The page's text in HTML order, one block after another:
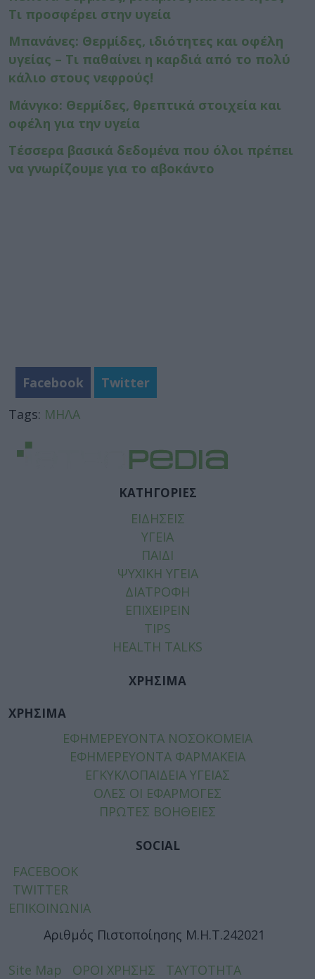
Τι προσφέρει στην υγεία
Μπανάνες: Θερμίδες, ιδιότητες και οφέλη
υγείας – Τι παθαίνει η καρδιά από το πολύ
κάλιο στους νεφρούς!
Μάνγκο: Θερμίδες, θρεπτικά στοιχεία και
οφέλη για την υγεία
Τέσσερα βασικά δεδομένα που όλοι πρέπει
να γνωρίζουμε για το αβοκάντο
Facebook
Twitter
Tags: ΜΗΛΑ
ΚΑΤΗΓΟΡΙΕΣ
ΕΙΔΗΣΕΙΣ
ΥΓΕΙΑ
ΠΑΙΔΙ
ΨΥΧΙΚΗ ΥΓΕΙΑ
ΔΙΑΤΡΟΦΗ
ΕΠΙΧΕΙΡΕΙΝ
TIPS
HEALTH TALKS
ΧΡΗΣΙΜΑ
ΧΡΗΣΙΜΑ
ΕΦΗΜΕΡΕΥΟΝΤΑ ΝΟΣΟΚΟΜΕΙΑ
ΕΦΗΜΕΡΕΥΟΝΤΑ ΦΑΡΜΑΚΕΙΑ
ΕΓΚΥΚΛΟΠΑΙΔΕΙΑ ΥΓΕΙΑΣ
ΟΛΕΣ ΟΙ ΕΦΑΡΜΟΓΕΣ
ΠΡΩΤΕΣ ΒΟΗΘΕΙΕΣ
SOCIAL
FACEBOOK
TWITTER
ΕΠΙΚΟΙΝΩΝΙΑ
Αριθμός Πιστοποίησης Μ.Η.Τ.242021
Site Map ΟΡΟΙ ΧΡΗΣΗΣ
ΤΑΥΤΟΤΗΤΑ